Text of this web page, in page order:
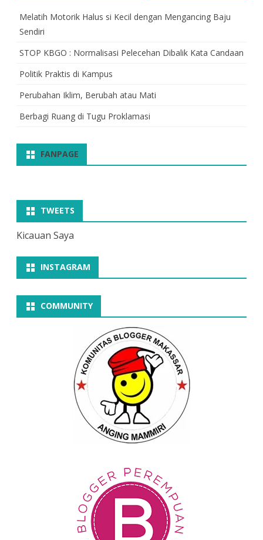
Melatih Motorik Halus si Kecil dengan Mengancing Baju
Sendiri
STOP KBGO : Normalisasi Pelecehan Dibalik Kata Candaan
Politik Praktis di Kampus
Perubahan Iklim, Berubah atau Mati
Berbagi Ruang di Tugu Proklamasi
FANPAGE
TWEETS
Kicauan Saya
INSTAGRAM
COMMUNITY